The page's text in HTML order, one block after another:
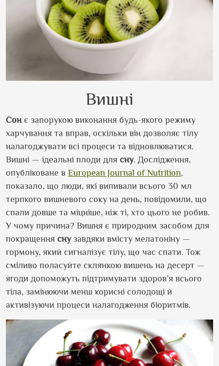
Вишні
Сонє запорукою виконання будь-якого режиму
харчування та вправ, оскільки він дозволяє тілу
налагоджувати всі процеси та відновлюватися.
Вишні — ідеальні плоди для сну. Дослідження,
опубліковане в European Journal of Nutrition,
показало, що люди, які випивали всього 30 мл
терпкого вишневого соку на день, повідомили, що
спали довше та міцніше, ніж ті, хто цього не робив.
У чому причина? Вишня є природним засобом для
покращення снузавдяки вмісту мелатоніну —
гормону, який сигналізує тілу, що час спати. Тож
сміливо поласуйте склянкою вишень на десерт —
ягоди допоможуть підтримувати здоров’я всього
тіла, замінюючи менш корисні солодощі й
активізуючи процеси налагодження біоритмів.